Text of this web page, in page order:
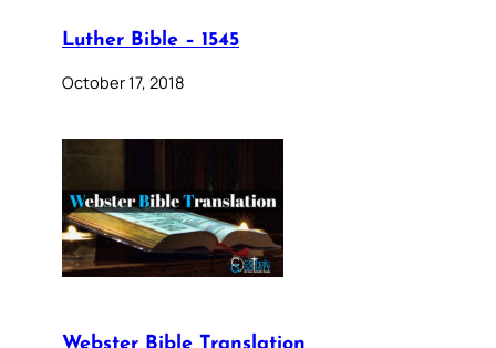
Luther Bible – 1545
October 17, 2018